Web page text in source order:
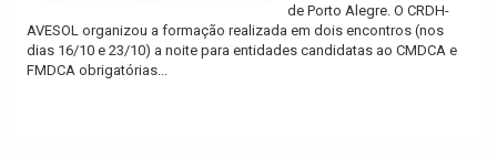
de Porto Alegre. O CRDH-
AVESOL organizou a formação realizada em dois encontros (nos
dias 16/10 e 23/10) a noite para entidades candidatas ao CMDCA e
FMDCA obrigatórias...